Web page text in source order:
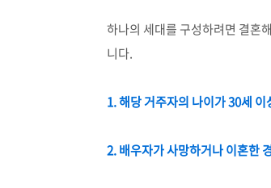
하나의 세대를 구성하려면 결혼
니다.
1. 해당 거주자의 나이가 30세 이
2. 배우자가 사망하거나 이혼한